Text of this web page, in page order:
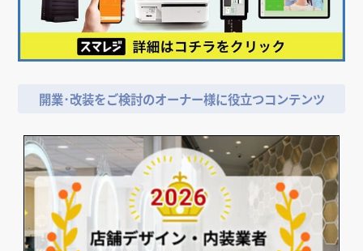
開業･改装をご検討のオーナー様に役立つコンテンツ